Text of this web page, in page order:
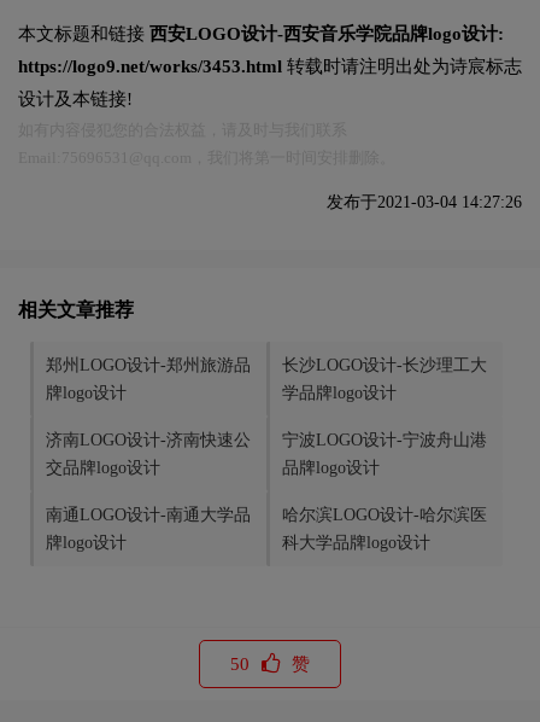
本文标题和链接 西安LOGO设计-西安音乐学院品牌logo设计:
https://logo9.net/works/3453.html 转载时请注明出处为诗宸标志
设计及本链接!
发布于2021-03-04 14:27:26
相关文章推荐
郑州LOGO设计-郑州旅游品
牌logo设计
长沙LOGO设计-长沙理工大
学品牌logo设计
济南LOGO设计-济南快速公
交品牌logo设计
宁波LOGO设计-宁波舟山港
品牌logo设计
南通LOGO设计-南通大学品
牌logo设计
哈尔滨LOGO设计-哈尔滨医
科大学品牌logo设计
50 赞